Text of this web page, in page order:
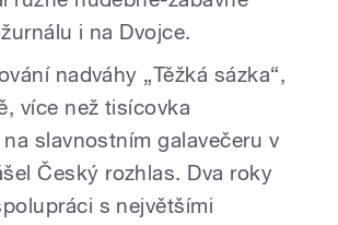
i na Dvojce.
nadváhy „Těžká sázka“,
více než tisícovka
slavnostním galavečeru v
Český rozhlas. Dva roky
s největšími